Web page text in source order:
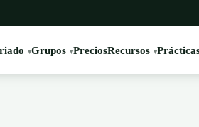
Grupos PreciosRecursos